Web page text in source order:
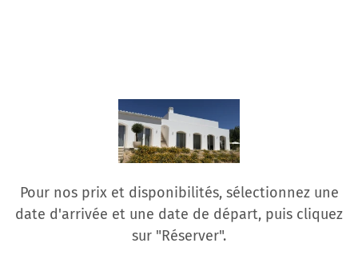
Pour nos prix et disponibilités, sélectionnez une
date d'arrivée et une date de départ, puis cliquez
sur "Réserver".